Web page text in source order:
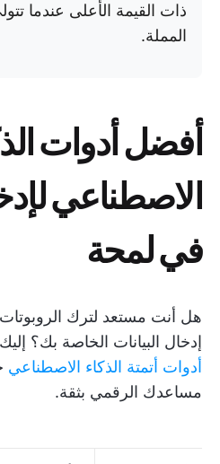
ذات القيمة الأعلى عندما
المملة.
أفضل أدوات
الاصطناعي
في لمحة
هل أنت مستعد لترك الروبوتات
إدخال البيانات الخاصة بك؟
أدوات أتمتة الذكاء الاصطناعي
مساعدك الرقمي بثقة.